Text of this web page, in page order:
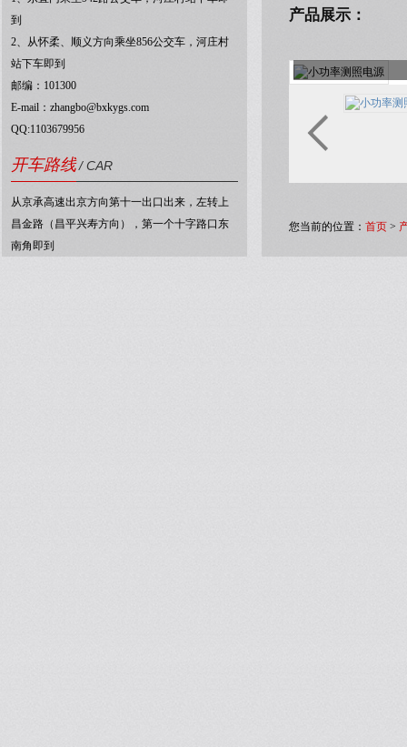
到
2、从怀柔、顺义方向乘坐856公交车，河庄村
站下车即到
邮编：101300
E-mail：zhangbo@bxkygs.com
QQ:1103679956
开车路线/ CAR
从京承高速出京方向第十一出口出来，左转上
昌金路（昌平兴寿方向），第一个十字路口东
南角即到
产品展示：
您当前的位置： 首页 >